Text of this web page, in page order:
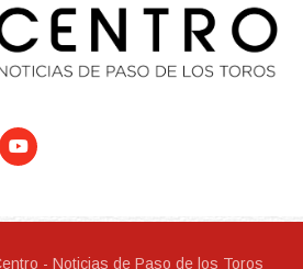
- Noticias de Paso de los Toros